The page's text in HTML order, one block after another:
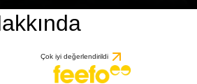
Çok iyi değerlendirildi